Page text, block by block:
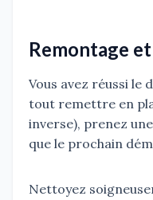
Remontage
Vous avez réussi le
tout remettre en
inverse), prenez
que le prochain
Nettoyez